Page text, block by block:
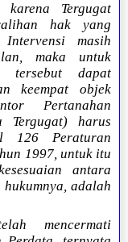
karena Tergugat
hak yang
masih
maka untuk
tersebut dapat
keempat objek
Pertanahan
Tergugat) harus
126 Peraturan
1997, untuk itu
antara
adalah
mencermati